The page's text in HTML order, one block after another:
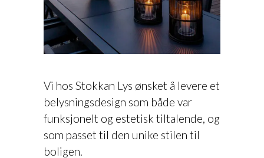
Vi hos Stokkan Lys ønsket å levere et
belysningsdesign som både var
funksjonelt og estetisk tiltalende, og
som passet til den unike stilen til
boligen.